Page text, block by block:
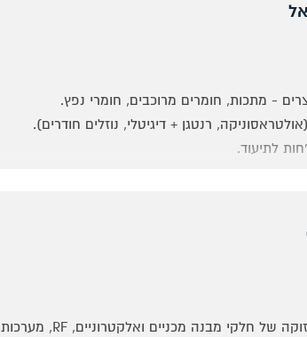
- מתכות, חומרים מרוכבים, חומרי נפץ.
רנטגן + דיגיטלי, נוזלים חודרים).
לתיעוד.
וניהול/ טכנאי.ת רנטגן
ייצור, הרכבה, בחינה, אריזה, משלוח ותחזוקה של חלקי מבנה מכניים ואלקטרוניים, RF, מערכות